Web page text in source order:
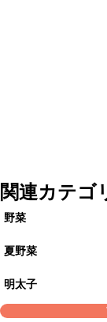
関連カテゴ
野菜
夏野菜
明太子